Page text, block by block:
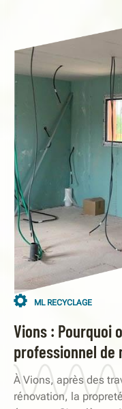
ML RECYCLAGE
Vions : Pourquoi
professionnel de
À Vions, après des
rénovation, la